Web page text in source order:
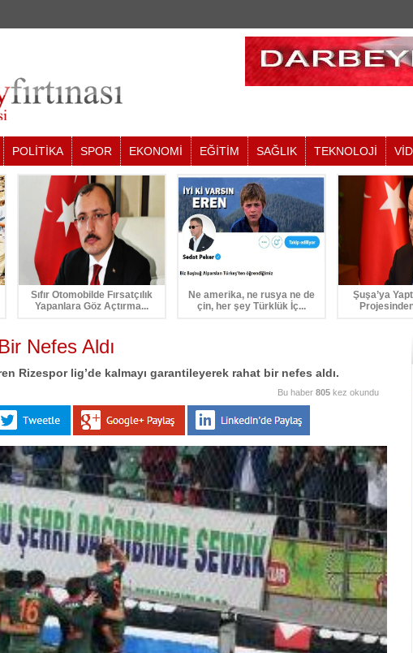
POLİTİKA SPOR EKONOMİ EĞİTİM SAĞLIK TEKNOLOJİ
Sıfır Otomobilde Fırsatçılık
Yapanlara Göz Açtırma...
Ne amerika, ne rusya ne de
çin, her şey Türklük İç...
Şuşa’ya
Nefes Aldı
Rizespor lig’de kalmayı garantileyerek rahat bir nefes aldı.
Bu haber 805 kez okundu